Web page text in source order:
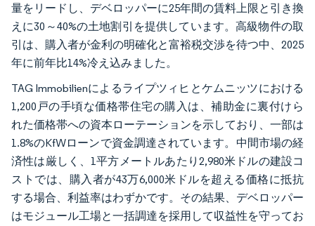
量をリードし、デベロッパーに25年間の賃料上限と引き換
えに30～40%の土地割引を提供しています。高級物件の取
引は、購入者が金利の明確化と富裕税交渉を待つ中、2025
年に前年比14%冷え込みました。
TAG Immobilienによるライプツィヒとケムニッツにおける
1,200戸の手頃な価格帯住宅の購入は、補助金に裏付けら
れた価格帯への資本ローテーションを示しており、一部は
1.8%のKfWローンで資金調達されています。中間市場の経
済性は厳しく、1平方メートルあたり2,980米ドルの建設コ
ストでは、購入者が43万6,000米ドルを超える価格に抵抗
する場合、利益率はわずかです。その結果、デベロッパー
はモジュール工場と一括調達を採用して収益性を守ってお